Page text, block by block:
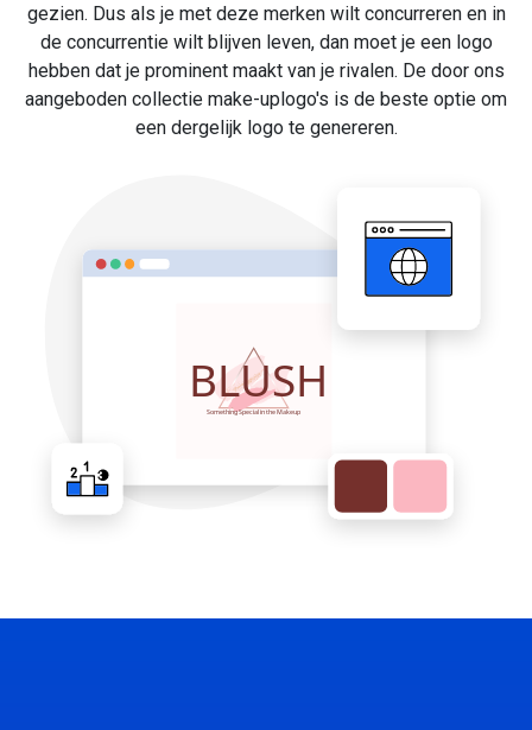
gezien. Dus als je met deze merken wilt concurreren en in
de concurrentie wilt blijven leven, dan moet je een logo
hebben dat je prominent maakt van je rivalen. De door ons
aangeboden collectie make-uplogo's is de beste optie om
een dergelijk logo te genereren.